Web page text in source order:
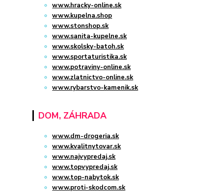
www.hracky-online.sk
www.kupelna.shop
www.stonshop.sk
www.sanita-kupelne.sk
www.skolsky-batoh.sk
www.sportaturistika.sk
www.potraviny-online.sk
www.zlatnictvo-online.sk
www.rybarstvo-kamenik.sk
DOM, ZÁHRADA
www.dm-drogeria.sk
www.kvalitnytovar.sk
www.najvypredaj.sk
www.topvypredaj.sk
www.top-nabytok.sk
www.proti-skodcom.sk